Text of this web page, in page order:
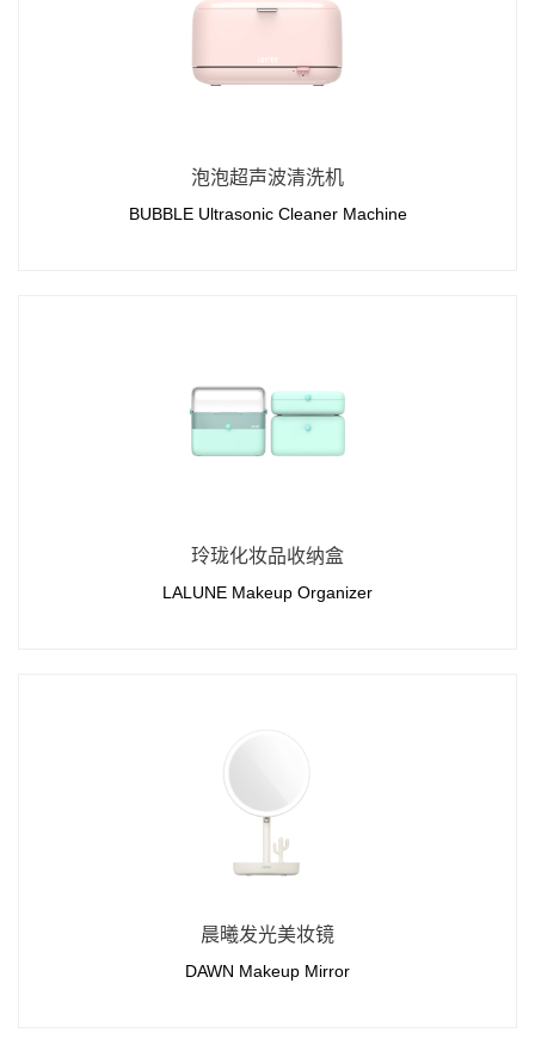
泡泡超声波清洗机
BUBBLE Ultrasonic Cleaner Machine
玲珑化妆品收纳盒
LALUNE Makeup Organizer
晨曦发光美妆镜
DAWN Makeup Mirror